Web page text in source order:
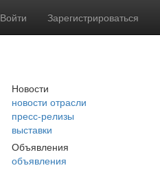
Войти Зарегистрироваться
Новости
новости отрасли
пресс-релизы
выставки
Объявления
объявления